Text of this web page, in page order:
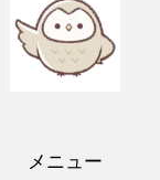
メニュー